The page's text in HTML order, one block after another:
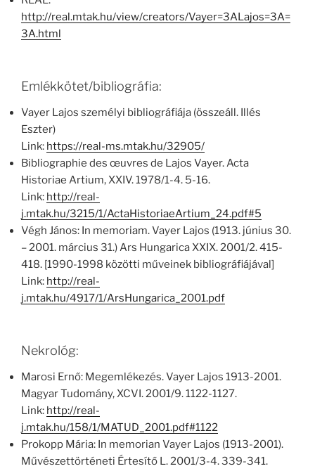
http://real.mtak.hu/view/creators/Vayer=3ALajos=3A=
3A.html
Emlékkötet/bibliográfia:
Vayer Lajos személyi bibliográfiája (összeáll. Illés
Eszter)
Link: https://real-ms.mtak.hu/32905/
Bibliographie des œuvres de Lajos Vayer. Acta
Historiae Artium, XXIV. 1978/1-4. 5-16.
Link: http://real-
j.mtak.hu/3215/1/ActaHistoriaeArtium_24.pdf#5
Végh János: In memoriam. Vayer Lajos (1913. június 30.
– 2001. március 31.) Ars Hungarica XXIX. 2001/2. 415-
418. [1990-1998 közötti műveinek bibliográfiájával]
Link: http://real-
j.mtak.hu/4917/1/ArsHungarica_2001.pdf
Nekrológ:
Marosi Ernő: Megemlékezés. Vayer Lajos 1913-2001.
Magyar Tudomány, XCVI. 2001/9. 1122-1127.
Link: http://real-
j.mtak.hu/158/1/MATUD_2001.pdf#1122
Prokopp Mária: In memorian Vayer Lajos (1913-2001).
Művészettörténeti Értesítő L. 2001/3-4. 339-341.